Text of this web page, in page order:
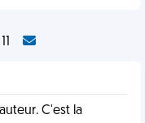
C'est la